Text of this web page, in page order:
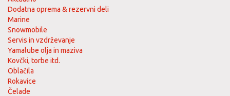
Dodatna oprema & rezervni deli
Marine
Snowmobile
Servis in vzdrževanje
Yamalube olja in maziva
Kovčki, torbe itd.
Oblačila
Rokavice
Čelade